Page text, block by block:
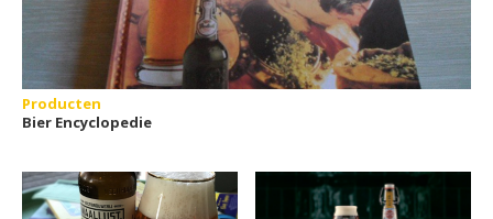
Producten
Bier Encyclopedie